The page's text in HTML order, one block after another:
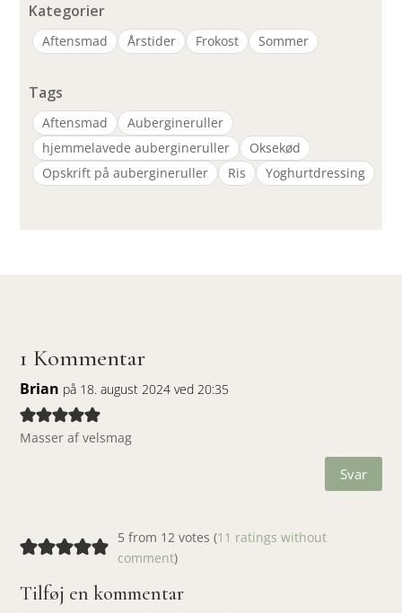
Kategorier
Aftensmad Årstider Frokost Sommer
Tags
Aftensmad
Aubergineruller
hjemmelavede aubergineruller
Oksekød
Opskrift på aubergineruller
Ris Yoghurtdressing
1 Kommentar
Brian på 18. august 2024 ved 20:35
Masser af velsmag
Svar
5 from 12 votes (11 ratings without
comment)
Tilføj en kommentar